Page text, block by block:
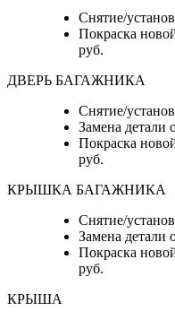
Снятие/
Покраска
руб.
ДВЕРЬ БАГАЖНИКА
Снятие/
Замена детали
Покраска
руб.
КРЫШКА БАГАЖНИКА
Снятие/
Замена детали
Покраска
руб.
КРЫША